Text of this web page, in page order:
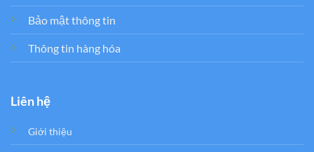
Bảo mật thông tin
Thông tin hàng hóa
Liên hệ
Giới thiệu